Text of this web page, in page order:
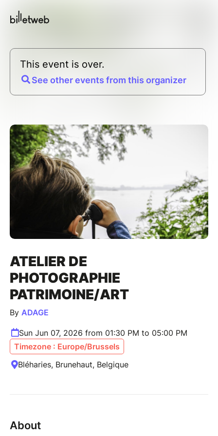
This event is over.
See other events from this organizer
ATELIER DE
PHOTOGRAPHIE
PATRIMOINE/ART
By ADAGE
Sun Jun 07, 2026 from 01:30 PM to 05:00 PM
Timezone : Europe/Brussels
Bléharies, Brunehaut, Belgique
About